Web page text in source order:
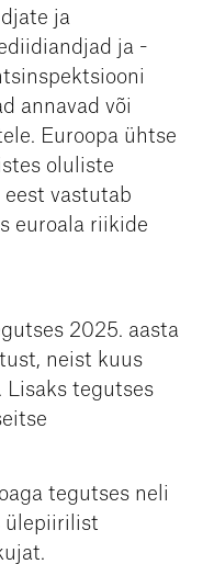
ja
ja -
annavad või
Euroopa ühtse
oluliste
vastutab
euroala riikide
2025. aasta
neist kuus
Lisaks tegutses
tegutses neli
ülepiirilist